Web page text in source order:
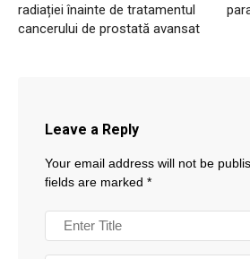
radiației înainte de tratamentul
cancerului de prostată avansat
Leave a Reply
Your email address will not be
fields are marked *